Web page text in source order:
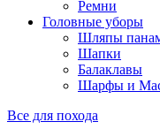
Ремни
Головные уборы
Шляпы
Шапки
Балаклавы
Шарфы и
Все для похода